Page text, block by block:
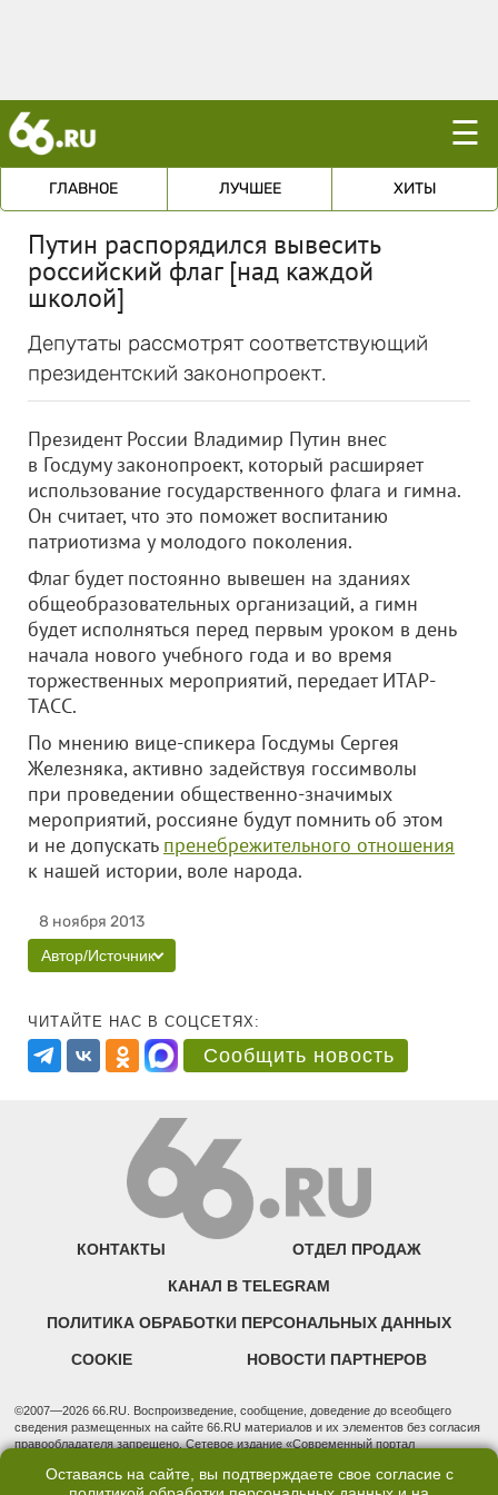
☰
ГЛАВНОЕ ЛУЧШЕЕ ХИТЫ
Путин распорядился вывесить
российский флаг [над каждой
школой]
Депутаты рассмотрят соответствующий
президентский законопроект.
Президент России Владимир Путин внес
в Госдуму законопроект, который расширяет
использование государственного флага и гимна.
Он считает, что это поможет воспитанию
патриотизма у молодого поколения.
Флаг будет постоянно вывешен на зданиях
общеобразовательных организаций, а гимн
будет исполняться перед первым уроком в день
начала нового учебного года и во время
торжественных мероприятий, передает ИТАР-
ТАСС.
По мнению вице-спикера Госдумы Сергея
Железняка, активно задействуя госсимволы
при проведении общественно-значимых
мероприятий, россияне будут помнить об этом
и не допускать пренебрежительного отношения
к нашей истории, воле народа.
8 ноября 2013
Автор/Источник
ЧИТАЙТЕ НАС В СОЦСЕТЯХ:
Сообщить новость
КОНТАКТЫ ОТДЕЛ ПРОДАЖ
КАНАЛ В TELEGRAM
ПОЛИТИКА ОБРАБОТКИ ПЕРСОНАЛЬНЫХ ДАННЫХ
COOKIE НОВОСТИ ПАРТНЕРОВ
©2007—2026 66.RU. Воспроизведение, сообщение, доведение до всеобщего
сведения размещенных на сайте 66.RU материалов и их элементов без согласия
правообладателя запрещено. Сетевое издание «Современный портал
надзору в сфере связи, информационных технологий и массовых коммуникаций
Оставаясь на сайте, вы подтверждаете свое согласие с